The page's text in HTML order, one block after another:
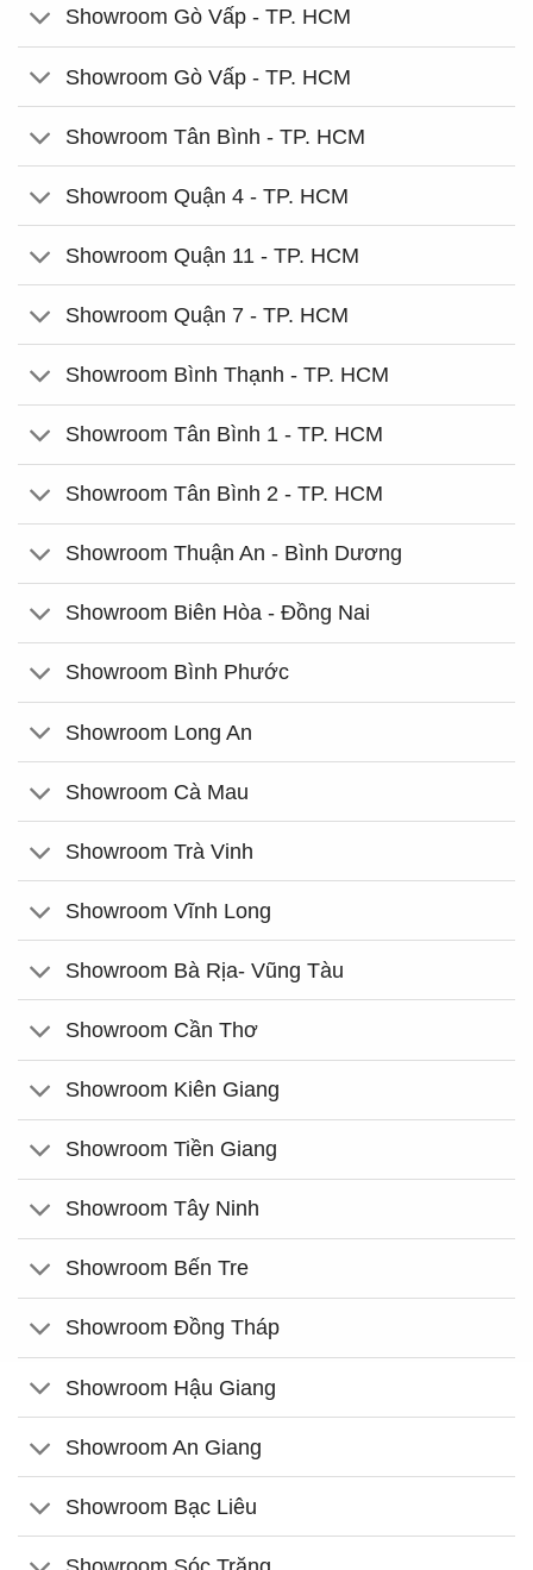
Showroom Gò Vấp - TP. HCM
Showroom Gò Vấp - TP. HCM
Showroom Tân Bình - TP. HCM
Showroom Quận 4 - TP. HCM
Showroom Quận 11 - TP. HCM
Showroom Quận 7 - TP. HCM
Showroom Bình Thạnh - TP. HCM
Showroom Tân Bình 1 - TP. HCM
Showroom Tân Bình 2 - TP. HCM
Showroom Thuận An - Bình Dương
Showroom Biên Hòa - Đồng Nai
Showroom Bình Phước
Showroom Long An
Showroom Cà Mau
Showroom Trà Vinh
Showroom Vĩnh Long
Showroom Bà Rịa- Vũng Tàu
Showroom Cần Thơ
Showroom Kiên Giang
Showroom Tiền Giang
Showroom Tây Ninh
Showroom Bến Tre
Showroom Đồng Tháp
Showroom Hậu Giang
Showroom An Giang
Showroom Bạc Liêu